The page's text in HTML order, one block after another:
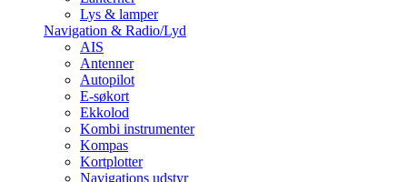
Lys & lamper
Navigation & Radio/Lyd
AIS
Antenner
Autopilot
E-søkort
Ekkolod
Kombi instrumenter
Kompas
Kortplotter
Navigations udstyr